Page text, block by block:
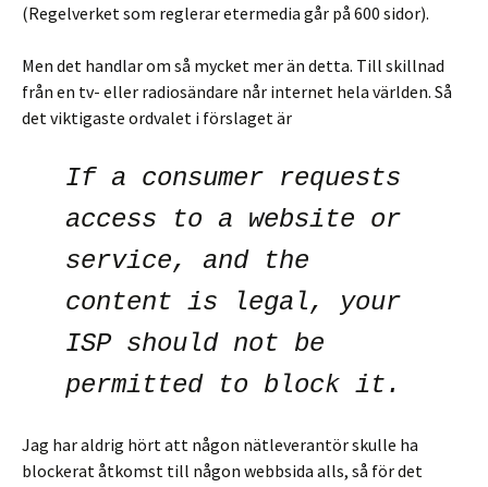
(Regelverket som reglerar etermedia går på 600 sidor).
Men det handlar om så mycket mer än detta. Till skillnad
från en tv- eller radiosändare når internet hela världen. Så
det viktigaste ordvalet i förslaget är
If a consumer requests
access to a website or
service, and the
content is legal, your
ISP should not be
permitted to block it.
Jag har aldrig hört att någon nätleverantör skulle ha
blockerat åtkomst till någon webbsida alls, så för det